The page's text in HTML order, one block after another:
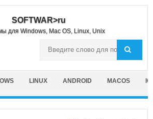
SOFTWAR>ru
для Windows, Mac OS, Linux, Unix
LINUX ANDROID MACOS